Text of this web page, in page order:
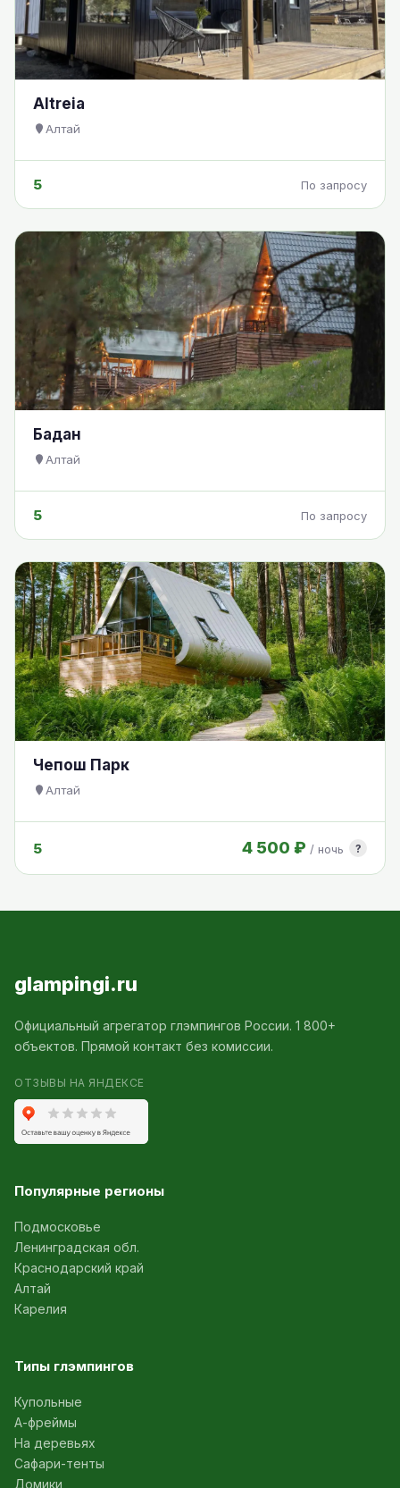
Altreia
Алтай
5 По запросу
Бадан
Алтай
5 По запросу
Чепош Парк
Алтай
5 4 500 ₽ / ночь ?
glampingi.ru
Официальный агрегатор глэмпингов России. 1 800+
объектов. Прямой контакт без комиссии.
ОТЗЫВЫ НА ЯНДЕКСЕ
Популярные регионы
Подмосковье
Ленинградская обл.
Краснодарский край
Алтай
Карелия
Типы глэмпингов
Купольные
А-фреймы
На деревьях
Сафари-тенты
Домики